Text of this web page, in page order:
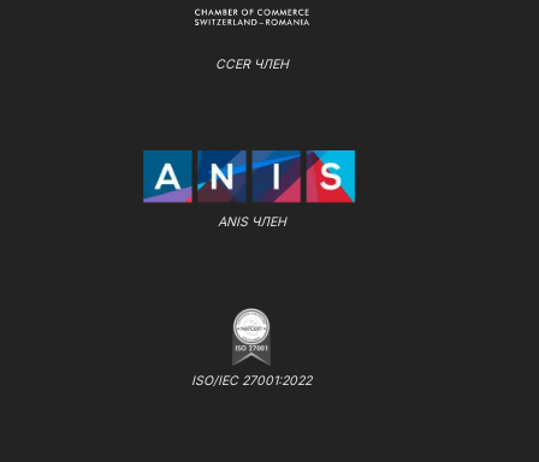
CCER ЧЛЕН
ANIS ЧЛЕН
ISO/IEC 27001:2022